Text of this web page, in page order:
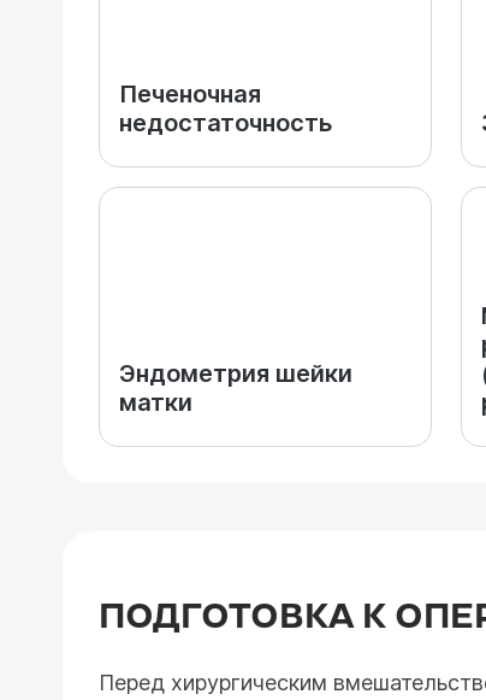
Печеночная
недостаточность
Эндометрия шейки
матки
ПОДГОТОВКА К
Перед хирургическим